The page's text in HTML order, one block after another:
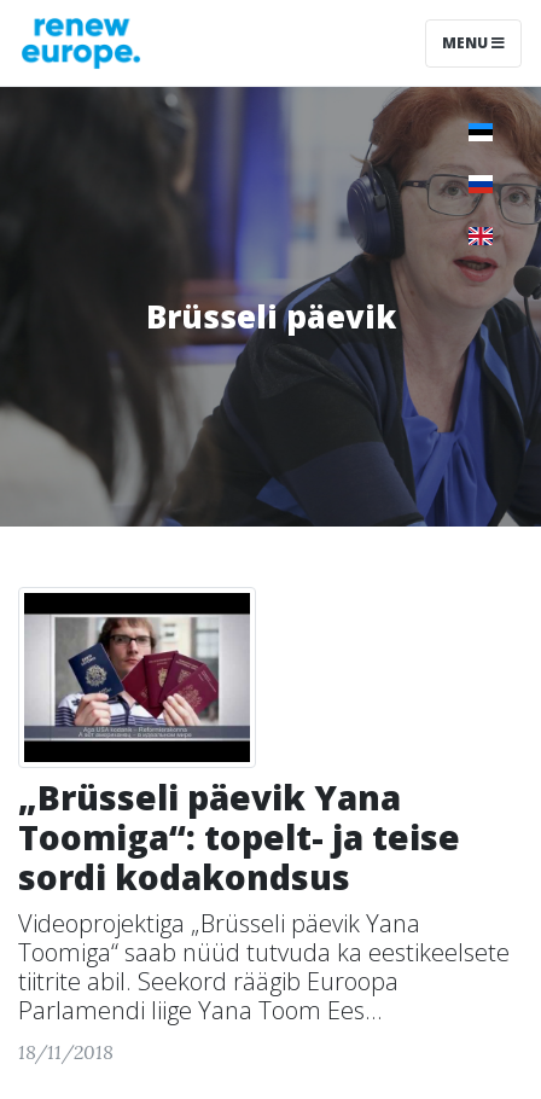
MENU
Brüsseli päevik
„Brüsseli päevik Yana
Toomiga“: topelt- ja teise
sordi kodakondsus
Videoprojektiga „Brüsseli päevik Yana
Toomiga“ saab nüüd tutvuda ka eestikeelsete
tiitrite abil. Seekord räägib Euroopa
Parlamendi liige Yana Toom Ees...
18/11/2018